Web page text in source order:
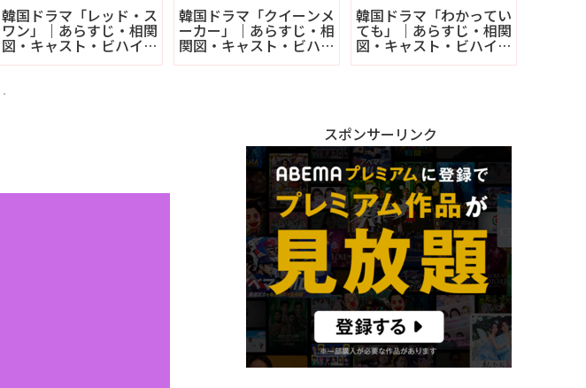
韓国ドラマ「レッド・ス
ワン」｜あらすじ・相関
図・キャスト・ビハイン
ド・OST
韓国ドラマ「クイーンメ
ーカー」｜あらすじ・相
関図・キャスト・ビハイ
ンド・OST
韓国ドラマ「わかってい
ても」｜あらすじ・相関
図・キャスト・ビハイン
ド
スポンサーリンク